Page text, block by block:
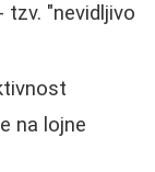
- tzv. "nevidljivo
na lojne